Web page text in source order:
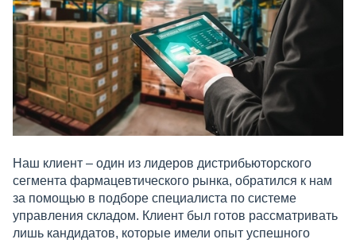
Наш клиент – один из лидеров дистрибьюторского
сегмента фармацевтического рынка, обратился к нам
за помощью в подборе специалиста по системе
управления складом. Клиент был готов рассматривать
лишь кандидатов, которые имели опыт успешного